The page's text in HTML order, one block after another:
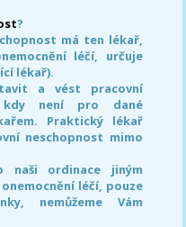
?
má ten lékař,
léčí, určuje
lékař).
a vést pracovní
kdy není pro dané
Praktický lékař
neschopnost mimo
naši ordinace jiným
léčí, pouze
nemůžeme Vám